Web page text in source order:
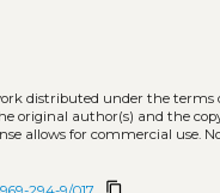
distributed under the
original author(s) and the
allows for commercial
content_copy